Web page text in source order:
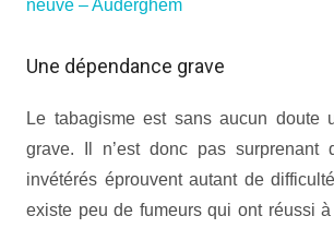
neuve – Auderghem
Une dépendance grave
Le tabagisme est sans aucun doute
grave. Il n’est donc pas surprenant
invétérés éprouvent autant de
existe peu de fumeurs qui ont réussi